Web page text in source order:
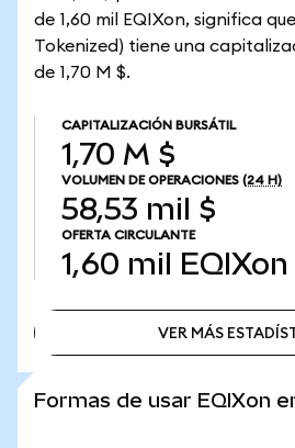
de 1,60 mil EQIXon, significa
Tokenized) tiene una
de 1,70 M $.
CAPITALIZACIÓN BURSÁTIL
1,70 M $
VOLUMEN DE OPERACIONES (24 H)
58,53 mil $
OFERTA CIRCULANTE
1,60 mil EQIXon
VER MÁS
Formas de usar EQIXon